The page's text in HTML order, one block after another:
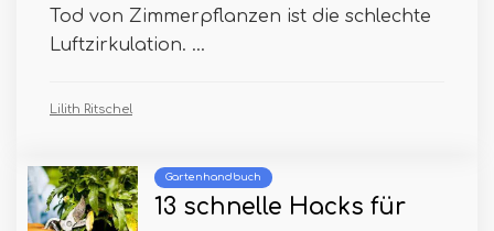
Tod von Zimmerpflanzen ist die schlechte
Luftzirkulation. ...
Lilith Ritschel
Gartenhandbuch
13 schnelle Hacks für